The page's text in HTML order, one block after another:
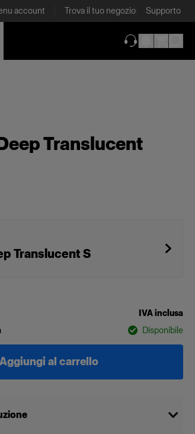
account Trova il tuo negozio Supporto
Translucent
Translucent S
IVA inclusa
Disponibile
Aggiungi al carrello